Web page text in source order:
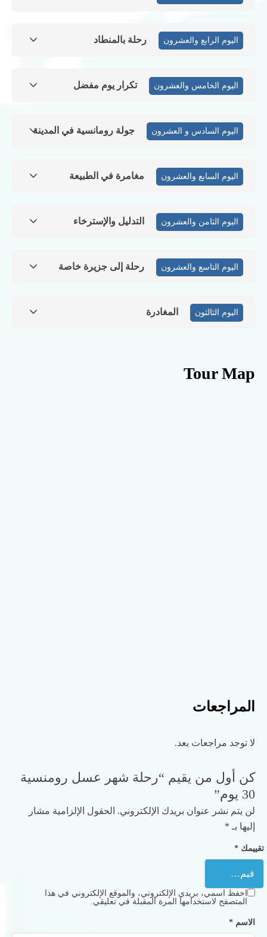
اليوم الرابع والعشرون رحلة بالمنطاد
اليوم الخامس والعشرون تكرار يوم مفضل
اليوم السادس و العشرون جولة رومانسية في المدينة
اليوم السابع والعشرون مغامرة في الطبيعة
اليوم الثامن والعشرون التدليل والإسترخاء
اليوم التاسع والعشرون رحلة إلى جزيرة خاصة
اليوم الثالثون المغادرة
Tour Map
المراجعات
لا توجد مراجعات بعد.
كن أول من يقيم “رحلة شهر عسل رومنسية
30 يوم”
لن يتم نشر عنوان بريدك الإلكتروني. الحقول الإلزامية مشار
إليها بـ *
تقييمك *
الاسم *
احفظ اسمي، بريدي الإلكتروني، والموقع الإلكتروني في هذا
المتصفح لاستخدامها المرة المقبلة في تعليقي.